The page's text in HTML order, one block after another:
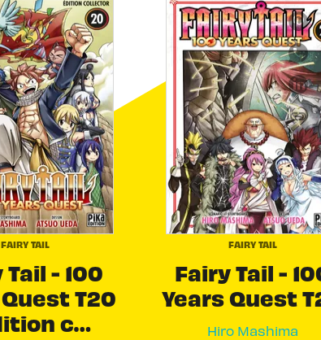
FAIRY TAIL
- 100
T20
c…
FAIRY TAIL
Fairy Tail -
Years Quest
Hiro Mashima
link